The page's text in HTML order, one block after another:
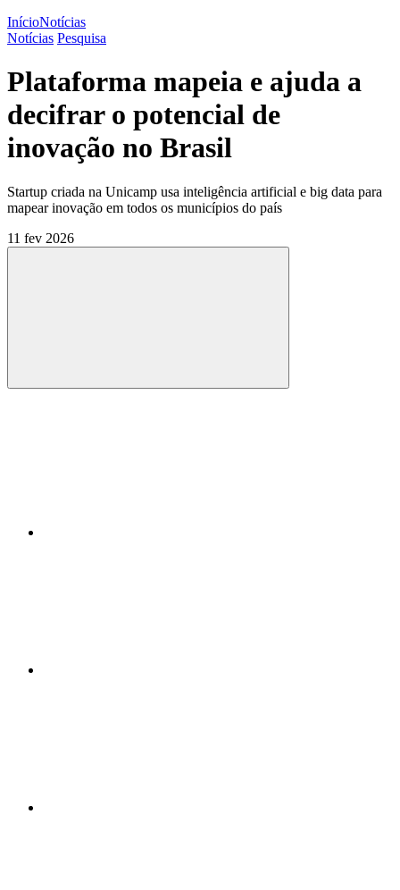
InícioNotícias
Notícias Pesquisa
Plataforma mapeia e ajuda a
decifrar o potencial de
inovação no Brasil
Startup criada na Unicamp usa inteligência artificial e big data para
mapear inovação em todos os municípios do país
11 fev 2026
Compartilhar